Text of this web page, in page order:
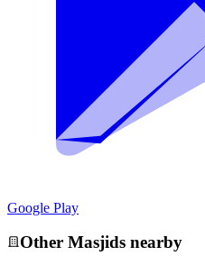
Google Play
Other Masjids nearby